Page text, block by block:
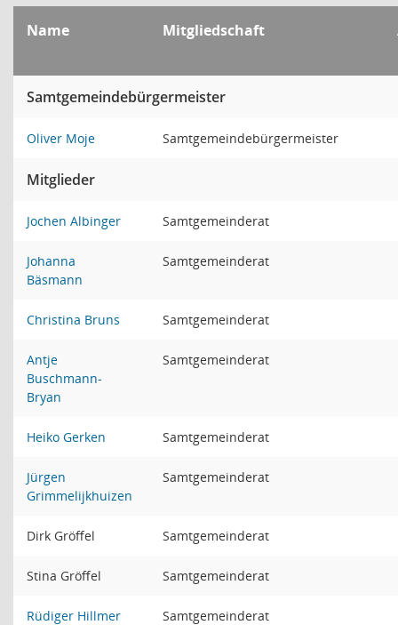
Name Mitgliedschaft
Samtgemeindebürgermeister
Oliver Moje Samtgemeindebürgermeister
Mitglieder
Jochen Albinger Samtgemeinderat
Johanna
Bäsmann
Samtgemeinderat
Christina Bruns Samtgemeinderat
Antje
Buschmann-
Bryan
Samtgemeinderat
Heiko Gerken Samtgemeinderat
Jürgen
Grimmelijkhuizen
Samtgemeinderat
Dirk Gröffel Samtgemeinderat
Stina Gröffel Samtgemeinderat
Rüdiger Hillmer Samtgemeinderat